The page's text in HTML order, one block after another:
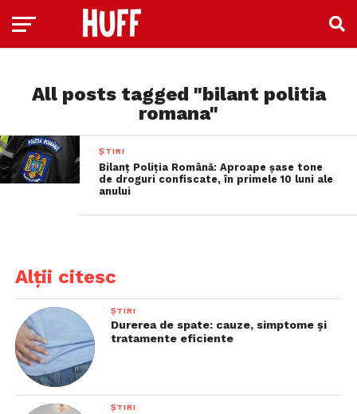
All posts tagged "bilant politia
romana"
ȘTIRI
Bilanț Poliția Română: Aproape șase tone
de droguri confiscate, în primele 10 luni ale
anului
Alții citesc
ȘTIRI
Durerea de spate: cauze, simptome și
tratamente eficiente
ȘTIRI